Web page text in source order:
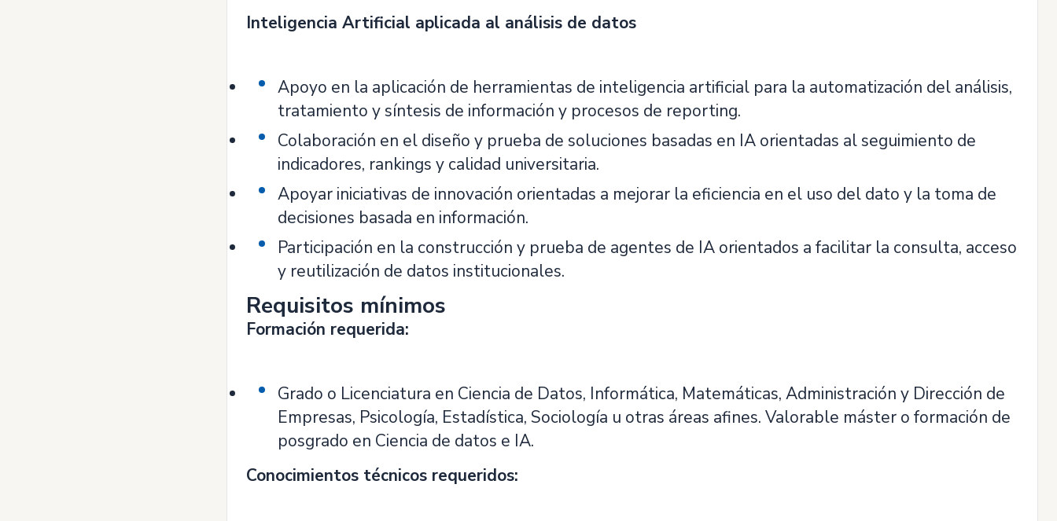
Inteligencia Artificial aplicada al análisis de datos
Apoyo en la aplicación de herramientas de inteligencia artificial para la automatización del análisis,
tratamiento y síntesis de información y procesos de reporting.
Colaboración en el diseño y prueba de soluciones basadas en IA orientadas al seguimiento de
indicadores, rankings y calidad universitaria.
Apoyar iniciativas de innovación orientadas a mejorar la eficiencia en el uso del dato y la toma de
decisiones basada en información.
Participación en la construcción y prueba de agentes de IA orientados a facilitar la consulta, acceso
y reutilización de datos institucionales.
Requisitos mínimos
Formación requerida:
Grado o Licenciatura en Ciencia de Datos, Informática, Matemáticas, Administración y Dirección de
Empresas, Psicología, Estadística, Sociología u otras áreas afines. Valorable máster o formación de
posgrado en Ciencia de datos e IA.
Conocimientos técnicos requeridos: